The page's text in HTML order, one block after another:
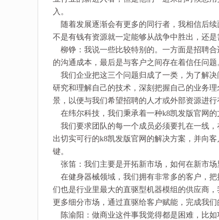
入。
随着发展逐渐会有更多的同行者，我相信后
不是有钱有资源就一定能够从战争中胜出，还
柳铮：我说一些比较特别的。一方面是招聘
的沟通成本，最后是与客户之间存在着信任问题
我们企业把这三个问题归成了一类，为了解
研究和理解自己的技术，深刻把握自己的业务
景，以便与我们希望招聘的人才或外部资源进
在纬尔科技，我们秉承着一种k8凯发版官网
我们要求团队的每一个成员必须要扎在一线
出切实可行的k8凯发版官网的解决方案，并向
键。
张笛：我们主要是开拓新市场，如何在新市
在健身器械领域，我们拥有非常多的客户，
们也是行业里最大的直驱型机器模组的供应商
更多细分市场，通过直驱给客户赋能，完成我
陈渝阳：做商业这件事我觉得都是困难，比